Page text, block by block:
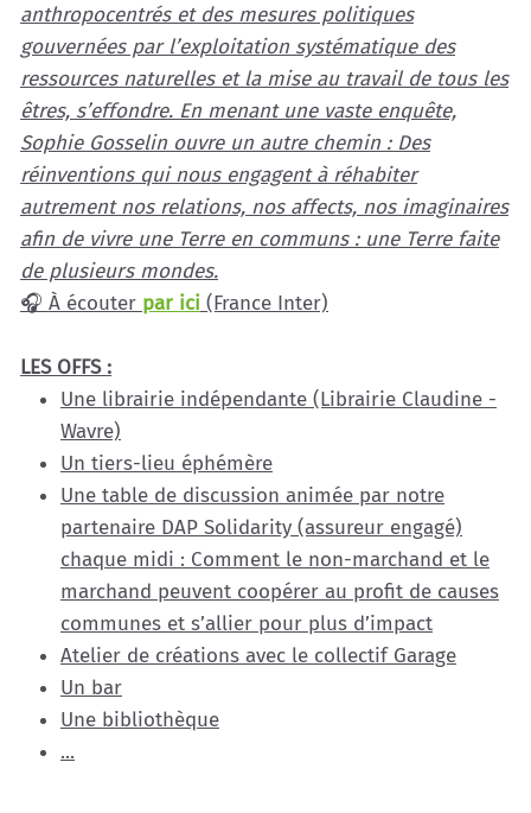
anthropocentrés et des mesures politiques
gouvernées par l’exploitation systématique des
ressources naturelles et la mise au travail de tous les
êtres, s’effondre. En menant une vaste enquête,
Sophie Gosselin ouvre un autre chemin : Des
réinventions qui nous engagent à réhabiter
autrement nos relations, nos affects, nos imaginaires
afin de vivre une Terre en communs : une Terre faite
de plusieurs mondes.
🎧 À écouter par ici (France Inter)
LES OFFS :
Une librairie indépendante (Librairie Claudine -
Wavre)
Un tiers-lieu éphémère
Une table de discussion animée par notre
partenaire DAP Solidarity (assureur engagé)
chaque midi : Comment le non-marchand et le
marchand peuvent coopérer au profit de causes
communes et s’allier pour plus d’impact
Atelier de créations avec le collectif Garage
Un bar
Une bibliothèque
...